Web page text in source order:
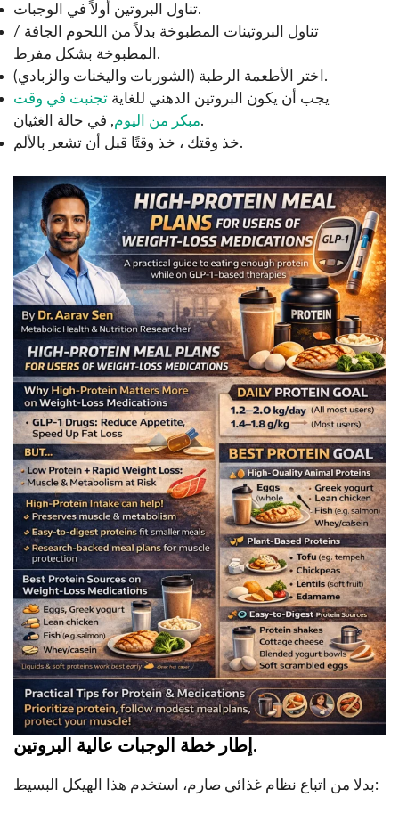
تناول البروتين أولاً في الوجبات.
تناول البروتينات المطبوخة بدلاً من اللحوم الجافة /
المطبوخة بشكل مفرط.
اختر الأطعمة الرطبة (الشوربات واليخنات والزبادي).
يجب أن يكون البروتين الدهني للغاية تجنبت في وقت
مبكر من اليوم, في حالة الغثيان.
خذ وقتك ، خذ وقتًا قبل أن تشعر بالألم.
إطار خطة الوجبات عالية البروتين.
بدلا من اتباع نظام غذائي صارم، استخدم هذا الهيكل البسيط: